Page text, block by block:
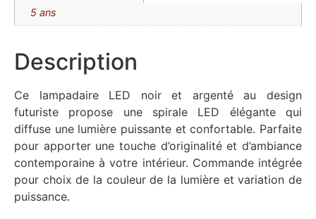
5 ans
Description
Ce lampadaire LED noir et argenté au design
futuriste propose une spirale LED élégante qui
diffuse une lumière puissante et confortable. Parfaite
pour apporter une touche d’originalité et d’ambiance
contemporaine à votre intérieur. Commande intégrée
pour choix de la couleur de la lumière et variation de
puissance.